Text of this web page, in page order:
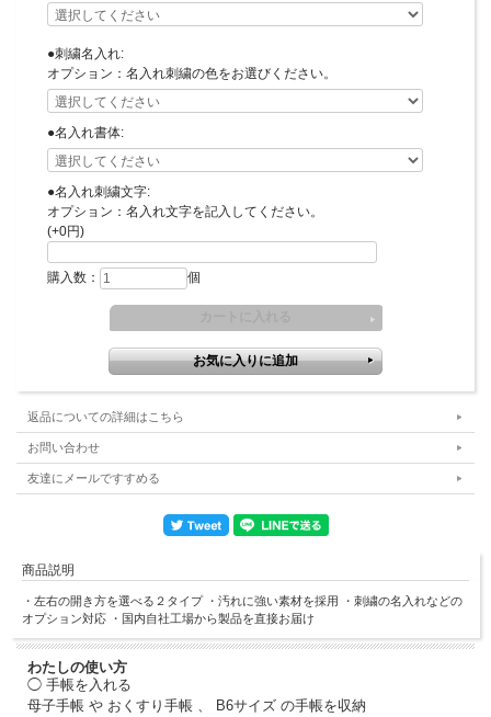
●刺繍名入れ:
オプション：名入れ刺繍の色をお選びください。
●名入れ書体:
●名入れ刺繍文字:
オプション：名入れ文字を記入してください。
(+0円)
購入数： 個
返品についての詳細はこちら
お問い合わせ
友達にメールですすめる
商品説明
・左右の開き方を選べる２タイプ ・汚れに強い素材を採用 ・刺繍の名入れなどの
オプション対応 ・国内自社工場から製品を直接お届け
わたしの使い方
◯ 手帳を入れる
母子手帳 や おくすり手帳 、 B6サイズ の手帳を収納